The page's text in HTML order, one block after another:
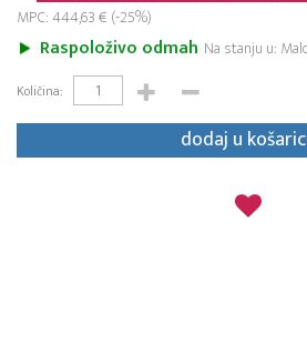
MPC: 444,63 € (-25%)
Raspoloživo odmah Na stanju u:
Količina:
dodaj u